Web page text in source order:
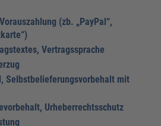
(zb. „PayPal“,
Vertragssprache
Selbstbelieferungsvorbehalt mit
Urheberrechtsschutz